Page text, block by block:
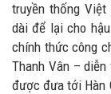
truyền thống Việt
dài để lại cho
chính thức công
Thanh Vân –
được đưa tới Hàn